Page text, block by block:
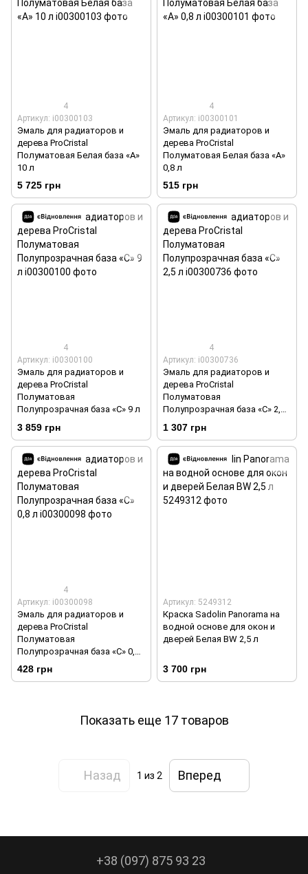
4
Артикул: i00300103
Эмаль для радиаторов и
дерева ProCristal
Полуматовая Белая база «А»
10 л
5 725 грн
4
Артикул: i00300101
Эмаль для радиаторов и
дерева ProCristal
Полуматовая Белая база «А»
0,8 л
515 грн
4
Артикул: i00300100
Эмаль для радиаторов и
дерева ProCristal
Полуматовая
Полупрозрачная база «C» 9 л
3 859 грн
4
Артикул: i00300736
Эмаль для радиаторов и
дерева ProCristal
Полуматовая
Полупрозрачная база «C» 2,5
л
1 307 грн
4
Артикул: i00300098
Эмаль для радиаторов и
дерева ProCristal
Полуматовая
Полупрозрачная база «C» 0,8
л
428 грн
Артикул: 5249312
Краска Sadolin Panorama на
водной основе для окон и
дверей Белая BW 2,5 л
3 700 грн
Показать еще 17 товаров
Назад 1 из 2 Вперед
+38 (097) 875 93 23